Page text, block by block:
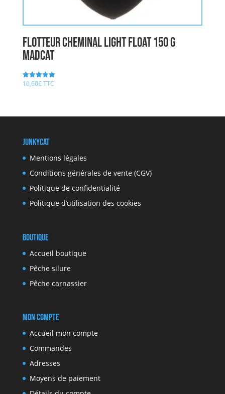
Flotteur CHEMINAL LIGHT FLOAT 150 g
MADCAT
Note
10,60€TTC
JunkyCat
Mentions légales
Conditions générales de vente (CGV)
Politique de confidentialité
Politique d’utilisation des cookies
Boutique
Accueil boutique
Pêche silure
Pêche carnassier
Mon compte
Accueil mon compte
Commandes
Adresses
Moyens de paiement